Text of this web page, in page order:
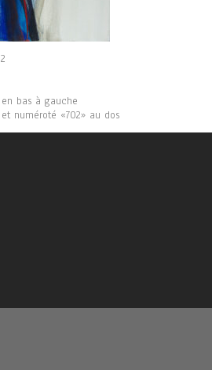
bas à gauche
numéroté «702» au dos